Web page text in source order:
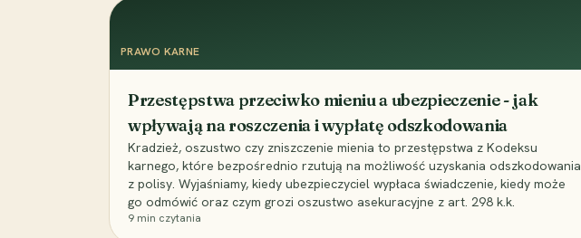
PRAWO KARNE
Przestępstwa przeciwko mieniu a ubezpieczenie - jak
wpływają na roszczenia i wypłatę odszkodowania
Kradzież, oszustwo czy zniszczenie mienia to przestępstwa z Kodeksu
karnego, które bezpośrednio rzutują na możliwość uzyskania odszkodowania
z polisy. Wyjaśniamy, kiedy ubezpieczyciel wypłaca świadczenie, kiedy może
go odmówić oraz czym grozi oszustwo asekuracyjne z art. 298 k.k.
9 min czytania